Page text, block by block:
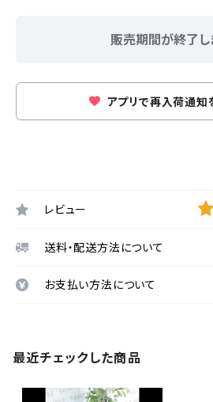
販売期間が終了し
アプリで再入荷通知
レビュー
送料・配送方法について
お支払い方法について
最近チェックした商品